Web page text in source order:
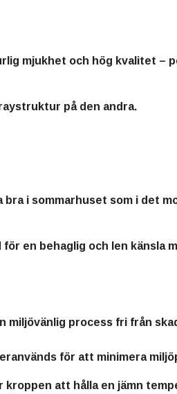
mjukhet och hög kvalitet –
på den andra.
bra i sommarhuset som i det
en behaglig och len känsla
miljövänlig process fri från
för att minimera
att hålla en jämn